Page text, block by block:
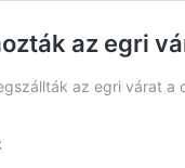
az egri
az egri várat